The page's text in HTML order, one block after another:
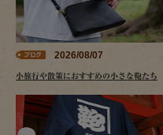
2026/08/07
小旅行や散策におすすめの小さな鞄たち